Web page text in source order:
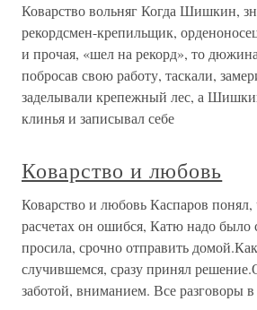
Коварство вольняг Когда Шишкин,
рекордсмен-крепильщик,
и прочая, «шел на рекорд», то
побросав свою работу, таскали,
заделывали крепежный лес, а
клинья и записывал себе
Коварство и любовь
Коварство и любовь Каспаров понял,
расчетах он ошибся, Катю надо было
просила, срочно отправить
случившемся, сразу принял
заботой, вниманием. Все разговоры в